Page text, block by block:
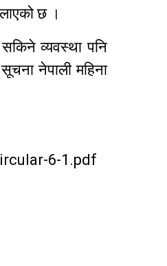
छ ।
सकिने व्यवस्था पनि
नेपाली महिना
6-1.pdf